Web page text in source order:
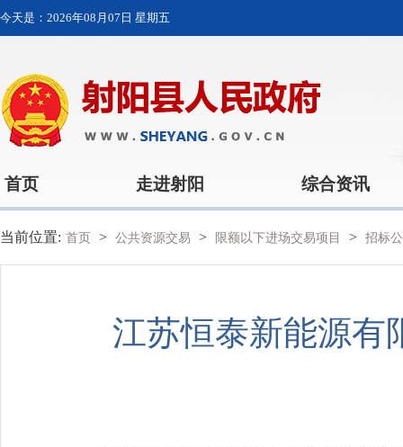
今天是： 2026年08月07日 星期五
首页 走进射阳 综合资讯
当前位置: 首页 > 公共资源交易 > 限额以下进场交易项目 > 招标
江苏恒泰新能源有